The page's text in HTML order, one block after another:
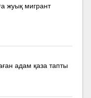
жуық мигрант
адам қаза тапты